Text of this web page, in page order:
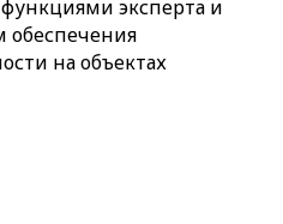
эксперта и
обеспечения
на объектах